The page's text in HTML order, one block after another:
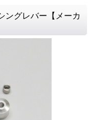
グレバー【メーカ